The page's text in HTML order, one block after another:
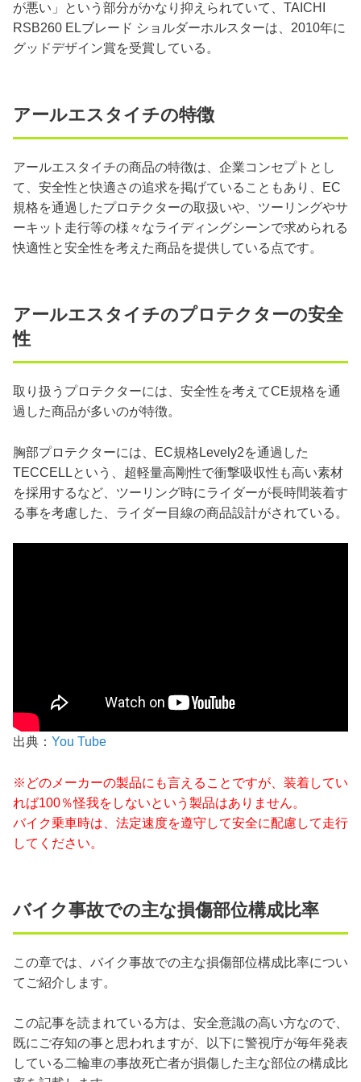
が悪い」という部分がかなり抑えられていて、TAICHI
RSB260 ELブレード ショルダーホルスターは、2010年に
グッドデザイン賞を受賞している。
アールエスタイチの特徴
アールエスタイチの商品の特徴は、企業コンセプトとし
て、安全性と快適さの追求を掲げていることもあり、EC
規格を通過したプロテクターの取扱いや、ツーリングやサ
ーキット走行等の様々なライディングシーンで求められる
快適性と安全性を考えた商品を提供している点です。
アールエスタイチのプロテクターの安全
性
取り扱うプロテクターには、安全性を考えてCE規格を通
過した商品が多いのが特徴。
胸部プロテクターには、EC規格Levely2を通過した
TECCELLという、超軽量高剛性で衝撃吸収性も高い素材
を採用するなど、ツーリング時にライダーが長時間装着す
る事を考慮した、ライダー目線の商品設計がされている。
出典： You Tube
※どのメーカーの製品にも言えることですが、装着してい
れば100％怪我をしないという製品はありません。
バイク乗車時は、法定速度を遵守して安全に配慮して走行
してください。
バイク事故での主な損傷部位構成比率
この章では、バイク事故での主な損傷部位構成比率につい
てご紹介します。
この記事を読まれている方は、安全意識の高い方なので、
既にご存知の事と思われますが、以下に警視庁が毎年発表
している二輪車の事故死亡者が損傷した主な部位の構成比